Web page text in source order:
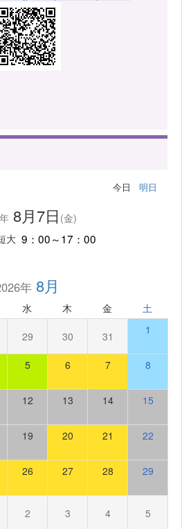
今日 明日
8月7日 (金)
大 9：00～17：00
年8月
水 木 金 土
29 30 31 1
5 6 7 8
12 13 14 15
19 20 21 22
26 27 28 29
2 3 4 5